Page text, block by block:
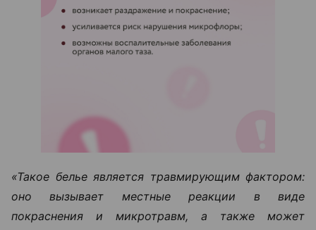
«Такое белье является травмирующим фактором:
оно вызывает местные реакции в виде
покраснения и микротравм, а также может